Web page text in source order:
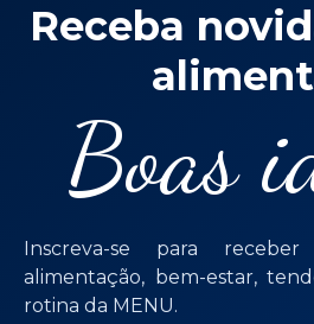
Receba
Boas
Inscreva-se para
alimentação, bem-estar,
rotina da MENU.